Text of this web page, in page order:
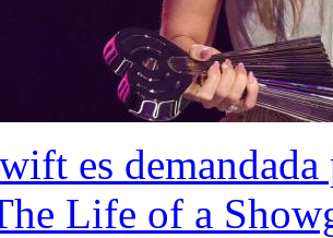
es
Life of a